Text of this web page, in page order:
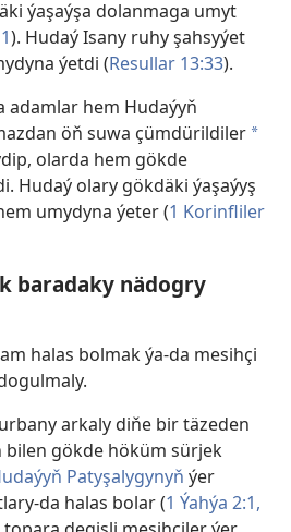
ýaşaýşa dolanmaga umyt
). Hudaý Isany ruhy şahsyýet
ýetdi (Resullar 13:33).
adamlar hem Hudaýyň
öň suwa çümdürildiler a
olarda hem gökde
Hudaý olary gökdäki ýaşaýyş
umydyna ýeter (1 Korinfliler
baradaky nädogry
halas bolmak ýa-da mesihçi
arkaly diňe bir täzeden
bilen gökde höküm sürjek
Patyşalygynyň ýer
da halas bolar (1 Ýahýa 2:1,